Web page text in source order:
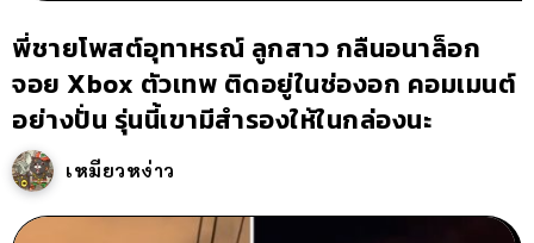
พี่ชายโพสต์อุทาหรณ์ ลูกสาว กลืนอนาล็อก
จอย Xbox ตัวเทพ ติดอยู่ในช่องอก คอมเมนต์
อย่างปั่น รุ่นนี้เขามีสำรองให้ในกล่องนะ
เหมียวหง่าว